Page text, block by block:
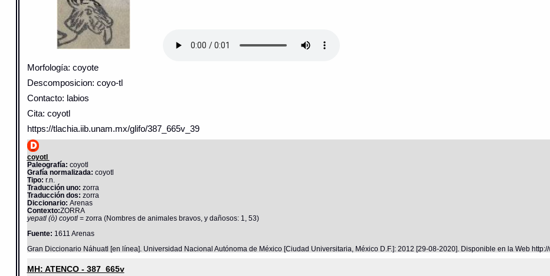
Morfología: coyote
Descomposicion: coyo-tl
Contacto: labios
Cita: coyotl
https://tlachia.iib.unam.mx/glifo/387_665v_39
coyotl
Paleografía: coyotl
Grafía normalizada: coyotl
Tipo: r.n.
Traducción uno: zorra
Traducción dos: zorra
Diccionario: Arenas
Contexto:ZORRA
yepatl (ò) coyotl = zorra (Nombres de animales bravos, y dañosos: 1, 53)
Fuente: 1611 Arenas
Gran Diccionario Náhuatl [en línea]. Universidad Nacional Autónoma de México [Ciudad Universitaria, México D.F.]: 2012 [29-08-2020]. Disponible en la Web
MH: ATENCO - 387_665v